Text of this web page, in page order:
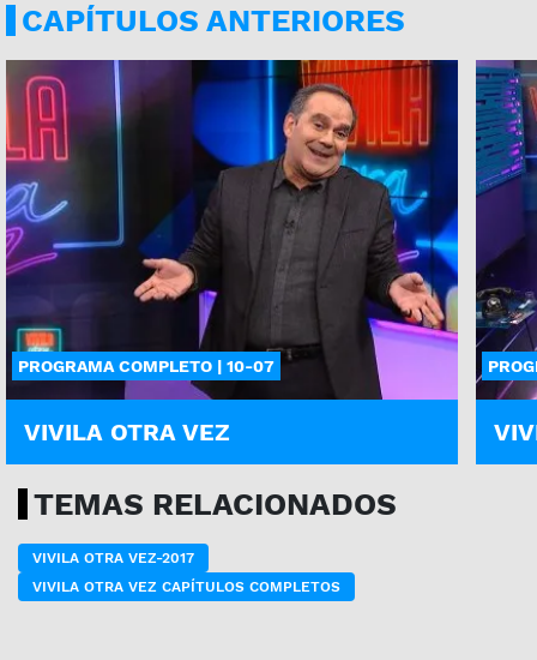
CAPÍTULOS ANTERIORES
PROGRAMA COMPLETO | 10-07
VIVILA OTRA VEZ
TEMAS RELACIONADOS
VIVILA OTRA VEZ-2017
VIVILA OTRA VEZ CAPÍTULOS COMPLETOS